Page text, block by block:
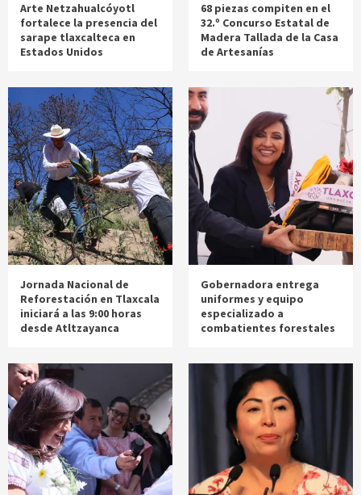
Arte Netzahualcóyotl
fortalece la presencia del
sarape tlaxcalteca en
Estados Unidos
68 piezas compiten en el
32.º Concurso Estatal de
Madera Tallada de la Casa
de Artesanías
Jornada Nacional de
Reforestación en Tlaxcala
iniciará a las 9:00 horas
desde Atltzayanca
Gobernadora entrega
uniformes y equipo
especializado a
combatientes forestales